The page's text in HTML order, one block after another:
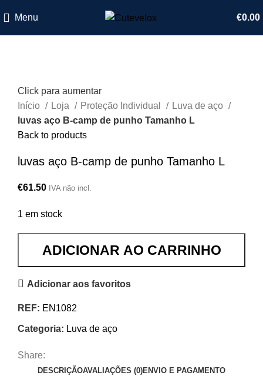
Menu €0.00
Click para aumentar
Início
Loja Proteção Individual
Luva de aço
luvas aço B-camp de punho Tamanho L
Back to products
luvas aço B-camp de punho Tamanho L
€61.50 IVA não incl.
1 em stock
ADICIONAR AO CARRINHO
Adicionar aos favoritos
REF: EN1082
Categoria: Luva de aço
Share:
DESCRIÇÃOAVALIAÇÕES (0)ENVIO E PAGAMENTO